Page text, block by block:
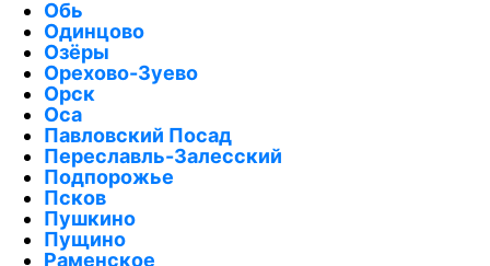
Обь
Одинцово
Озёры
Орехово-Зуево
Орск
Оса
Павловский Посад
Переславль-Залесский
Подпорожье
Псков
Пушкино
Пущино
Раменское